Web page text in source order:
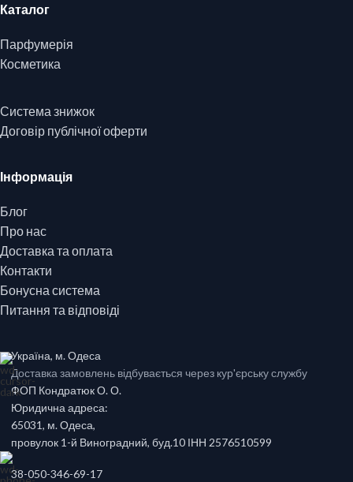
Каталог
Парфумерія
Косметика
Система знижок
Договір публічної оферти
Інформація
Блог
Про нас
Доставка та оплата
Контакти
Бонусна система
Питання та відповіді
Україна, м. Одеса
Доставка замовлень відбувається через кур'єрську службу
ФОП Кондратюк О. О.
Юридична адреса:
65031, м. Одеса,
провулок 1-й Виноградний, буд.10 ІНН 2576510599
38-050-346-69-17